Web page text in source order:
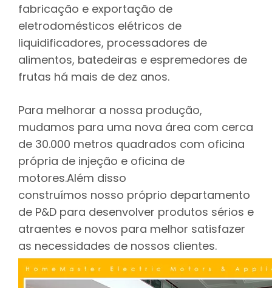
fabricação e exportação de
eletrodomésticos elétricos de
liquidificadores, processadores de
alimentos, batedeiras e espremedores de
frutas há mais de dez anos.
Para melhorar a nossa produção,
mudamos para uma nova área com cerca
de 30.000 metros quadrados com oficina
própria de injeção e oficina de
motores.Além disso
construímos nosso próprio departamento
de P&D para desenvolver produtos sérios e
atraentes e novos para melhor satisfazer
as necessidades de nossos clientes.